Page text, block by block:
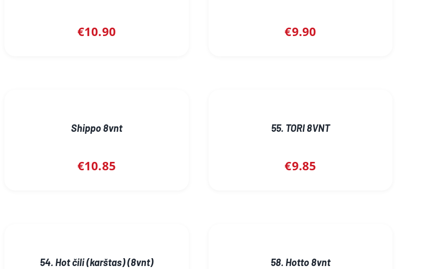
€10.90 €9.90
Shippo 8vnt
€10.85
55. TORI 8VNT
€9.85
54. Hot čili (karštas) (8vnt) 58. Hotto 8vnt